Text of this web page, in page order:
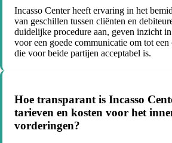
Incasso Center heeft ervaring in het
van geschillen tussen cliënten en
duidelijke procedure aan, geven inzicht
voor een goede communicatie om tot
die voor beide partijen acceptabel is.
Hoe transparant is Incasso
tarieven en kosten voor het
vorderingen?